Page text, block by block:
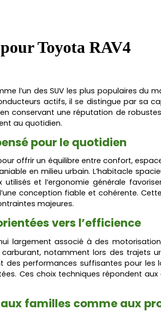
Toyota RAV4
l’un des SUV les plus populaires
actifs, il se distingue par sa
conservant une réputation de
au quotidien.
pour le quotidien
offrir un équilibre entre confort,
en milieu urbain. L’habitacle
utilisés et l’ergonomie générale
conception fiable et cohérente.
majeures.
vers l’efficience
largement associé à des
notamment lors des trajets
des performances suffisantes pour
Ces choix techniques répondent
familles comme aux